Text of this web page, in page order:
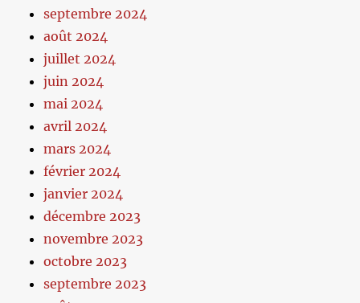
septembre 2024
août 2024
juillet 2024
juin 2024
mai 2024
avril 2024
mars 2024
février 2024
janvier 2024
décembre 2023
novembre 2023
octobre 2023
septembre 2023